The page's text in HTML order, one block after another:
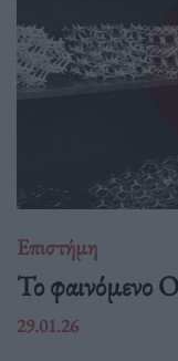
Επιστήμη
Το φαινόμενο
29.01.26